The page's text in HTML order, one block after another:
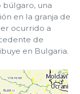
una
en la granja de
ocurrido a
de
en Bulgaria.